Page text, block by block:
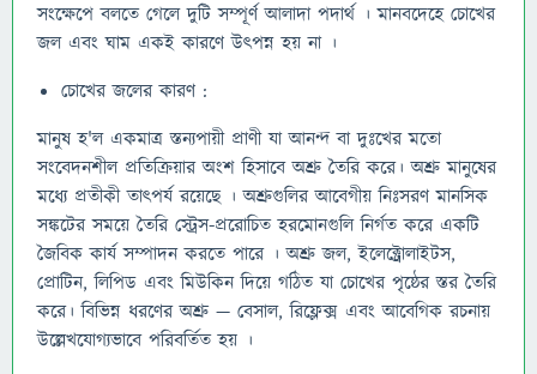
সংক্ষেপে বলতে গেলে দুটি সম্পূর্ণ আলাদা পদার্থ । মানবদেহে চোখের
জল এবং ঘাম একই কারণে উৎপন্ন হয় না ।
চোখের জলের কারণ :
মানুষ হ'ল একমাত্র স্তন্যপায়ী প্রাণী যা আনন্দ বা দুঃখের মতো
সংবেদনশীল প্রতিক্রিয়ার অংশ হিসাবে অশ্রু তৈরি করে। অশ্রু মানুষের
মধ্যে প্রতীকী তাত্পর্য রয়েছে । অশ্রুগুলির আবেগীয় নিঃসরণ মানসিক
সঙ্কটের সময়ে তৈরি স্ট্রেস-প্ররোচিত হরমোনগুলি নির্গত করে একটি
জৈবিক কার্য সম্পাদন করতে পারে । অশ্রু জল, ইলেক্ট্রোলাইটস,
প্রোটিন, লিপিড এবং মিউকিন দিয়ে গঠিত যা চোখের পৃষ্ঠের স্তর তৈরি
করে। বিভিন্ন ধরণের অশ্রু — বেসাল, রিফ্লেক্স এবং আবেগিক রচনায়
উল্লেখযোগ্যভাবে পরিবর্তিত হয় ।